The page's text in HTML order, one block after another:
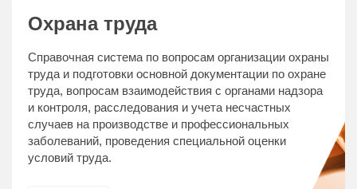
Охрана труда
Справочная система по вопросам организации охраны
труда и подготовки основной документации по охране
труда, вопросам взаимодействия с органами надзора
и контроля, расследования и учета несчастных
случаев на производстве и профессиональных
заболеваний, проведения специальной оценки
условий труда.